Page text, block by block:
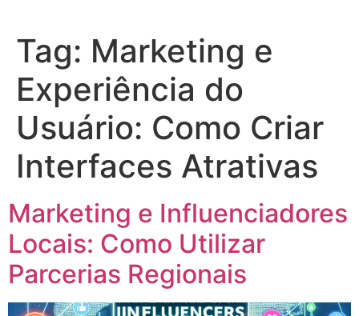
Tag: Marketing e
Experiência do
Usuário: Como Criar
Interfaces Atrativas
Marketing e Influenciadores
Locais: Como Utilizar
Parcerias Regionais